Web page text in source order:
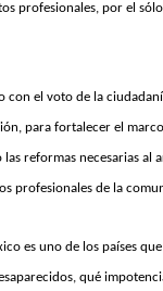
profesionales, por el
con el voto de la
para fortalecer el
las reformas necesarias al
profesionales de la
es uno de los países
qué